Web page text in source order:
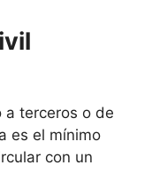
a terceros o de
es el mínimo
con un